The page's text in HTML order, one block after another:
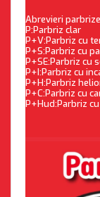
Abrevieri
P:Parbriz clar
P+V:Parbriz cu
P+S:Parbriz cu
P+SE:Parbriz cu
P+I:Parbriz cu
P+H:Parbriz
P+C:Parbriz cu
P+Hud:Parbriz